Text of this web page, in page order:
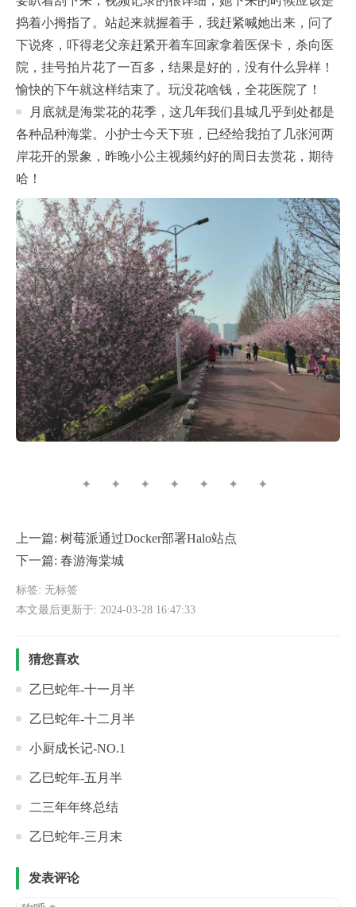
捣着小拇指了。站起来就握着手，我赶紧喊她出来，问了
下说疼，吓得老父亲赶紧开着车回家拿着医保卡，杀向医
院，挂号拍片花了一百多，结果是好的，没有什么异样！
愉快的下午就这样结束了。玩没花啥钱，全花医院了！
月底就是海棠花的花季，这几年我们县城几乎到处都是
各种品种海棠。小护士今天下班，已经给我拍了几张河两
岸花开的景象，昨晚小公主视频约好的周日去赏花，期待
哈！
✦ ✦ ✦ ✦ ✦ ✦ ✦
上一篇: 树莓派通过Docker部署Halo站点
下一篇: 春游海棠城
标签: 无标签
本文最后更新于: 2024-03-28 16:47:33
猜您喜欢
乙巳蛇年-十一月半
乙巳蛇年-十二月半
小厨成长记-NO.1
乙巳蛇年-五月半
二三年年终总结
乙巳蛇年-三月末
发表评论